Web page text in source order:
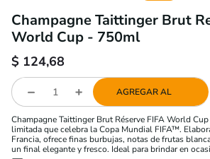
Champagne Taittinger Brut
World Cup - 750ml
$ 124,68
AGREGAR AL
Champagne Taittinger Brut Réserve FIFA World
limitada que celebra la Copa Mundial FIFA™.
Francia, ofrece finas burbujas, notas de frutas
un final elegante y fresco. Ideal para brindar en